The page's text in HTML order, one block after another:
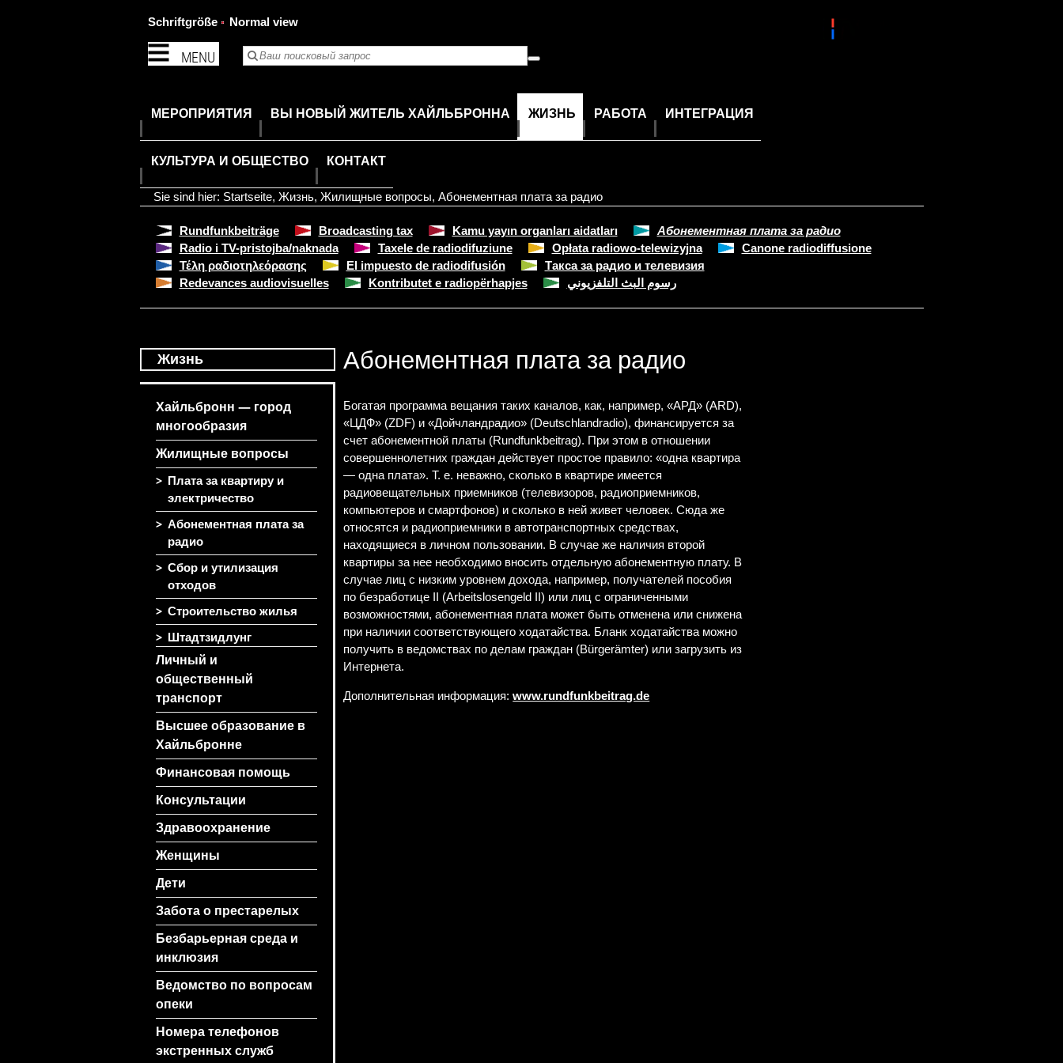
MENU
Schriftgröße Normal view
МЕРОПРИЯТИЯ ВЫ НОВЫЙ ЖИТЕЛЬ ХАЙЛЬБРОННА ЖИЗНЬ РАБОТА ИНТЕГРАЦИЯ
КУЛЬТУРА И ОБЩЕСТВО КОНТАКТ
Sie sind hier: Startseite, Жизнь, Жилищные вопросы, Абонементная плата за радио
Rundfunkbeiträge Broadcasting tax Kamu yayın organları aidatları
Абонементная плата за радио
Radio i TV-pristojba/naknada
Taxele de radiodifuziune Opłata radiowo-telewizyjna
Canone radiodiffusione
Τέλη ραδιοτηλεόρασης
El impuesto de radiodifusión
Такса за радио и телевизия
Redevances audiovisuelles
Kontributet e radiopërhapjes رسوم البث التلفزيوني
Жизнь
Хайльбронн — город
многообразия
Жилищные вопросы
> Плата за квартиру и
электричество
> Абонементная плата за
радио
> Сбор и утилизация
отходов
> Строительство жилья
> Штадтзидлунг
Личный и
общественный
транспорт
Высшее образование в
Хайльбронне
Финансовая помощь
Консультации
Здравоохранение
Женщины
Дети
Забота о престарелых
Безбарьерная среда и
инклюзия
Ведомство по вопросам
опеки
Номера телефонов
экстренных служб
Абонементная плата за радио
Богатая программа вещания таких каналов, как, например, «АРД» (ARD),
«ЦДФ» (ZDF) и «Дойчландрадио» (Deutschlandradio), финансируется за
счет абонементной платы (Rundfunkbeitrag). При этом в отношении
совершеннолетних граждан действует простое правило: «одна квартира
— одна плата». Т. е. неважно, сколько в квартире имеется
радиовещательных приемников (телевизоров, радиоприемников,
компьютеров и смартфонов) и сколько в ней живет человек. Сюда же
относятся и радиоприемники в автотранспортных средствах,
находящиеся в личном пользовании. В случае же наличия второй
квартиры за нее необходимо вносить отдельную абонементную плату. В
случае лиц с низким уровнем дохода, например, получателей пособия
по безработице II (Arbeitslosengeld II) или лиц с ограниченными
возможностями, абонементная плата может быть отменена или снижена
при наличии соответствующего ходатайства. Бланк ходатайства можно
получить в ведомствах по делам граждан (Bürgerämter) или загрузить из
Интернета.
Дополнительная информация:www.rundfunkbeitrag.de